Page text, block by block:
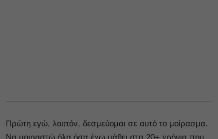
Πρώτη εγώ, λοιπόν, δεσμεύομαι σε αυτό το μοίρασμα.